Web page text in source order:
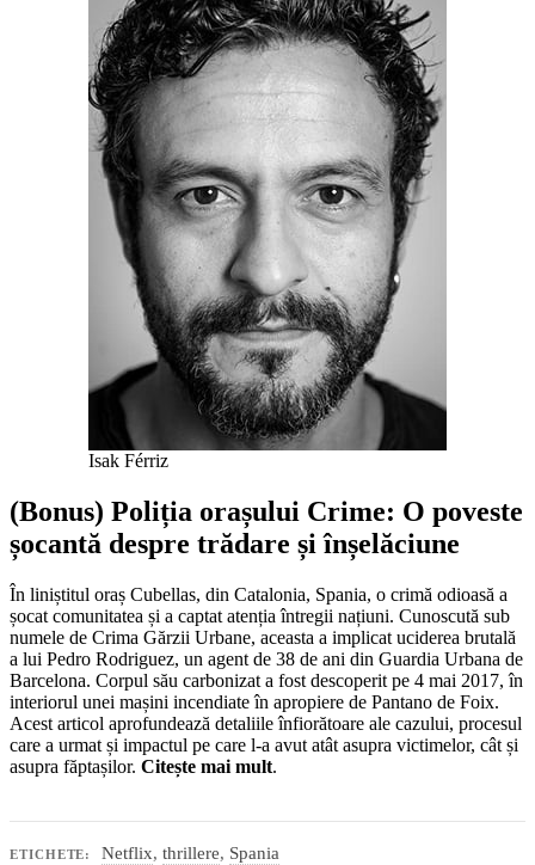
Isak Férriz
(Bonus) Poliția orașului Crime: O poveste
șocantă despre trădare și înșelăciune
În liniștitul oraș Cubellas, din Catalonia, Spania, o crimă odioasă a
șocat comunitatea și a captat atenția întregii națiuni. Cunoscută sub
numele de Crima Gărzii Urbane, aceasta a implicat uciderea brutală
a lui Pedro Rodriguez, un agent de 38 de ani din Guardia Urbana de
Barcelona. Corpul său carbonizat a fost descoperit pe 4 mai 2017, în
interiorul unei mașini incendiate în apropiere de Pantano de Foix.
Acest articol aprofundează detaliile înfiorătoare ale cazului, procesul
care a urmat și impactul pe care l-a avut atât asupra victimelor, cât și
asupra făptașilor. Citește mai mult.
ETICHETE: Netflix, thrillere, Spania